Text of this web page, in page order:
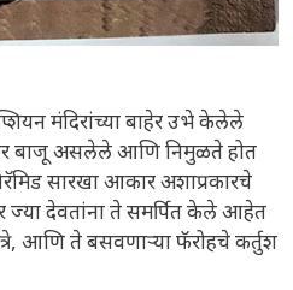
मंदिरांच्या बाहेर उभे केलेले
बाजू असलेले आणि निमुळते होत
सारखा आकार अशाप्रकारचे
ज्या देवतांना ते समर्पित केले आहेत
आणि ते बसवणाऱ्या फॅरोहचे कर्तुश